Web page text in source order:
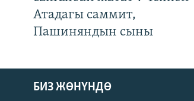
Атадагы саммит,
Пашиняндын сыны
БИЗ ЖӨНҮНДӨ